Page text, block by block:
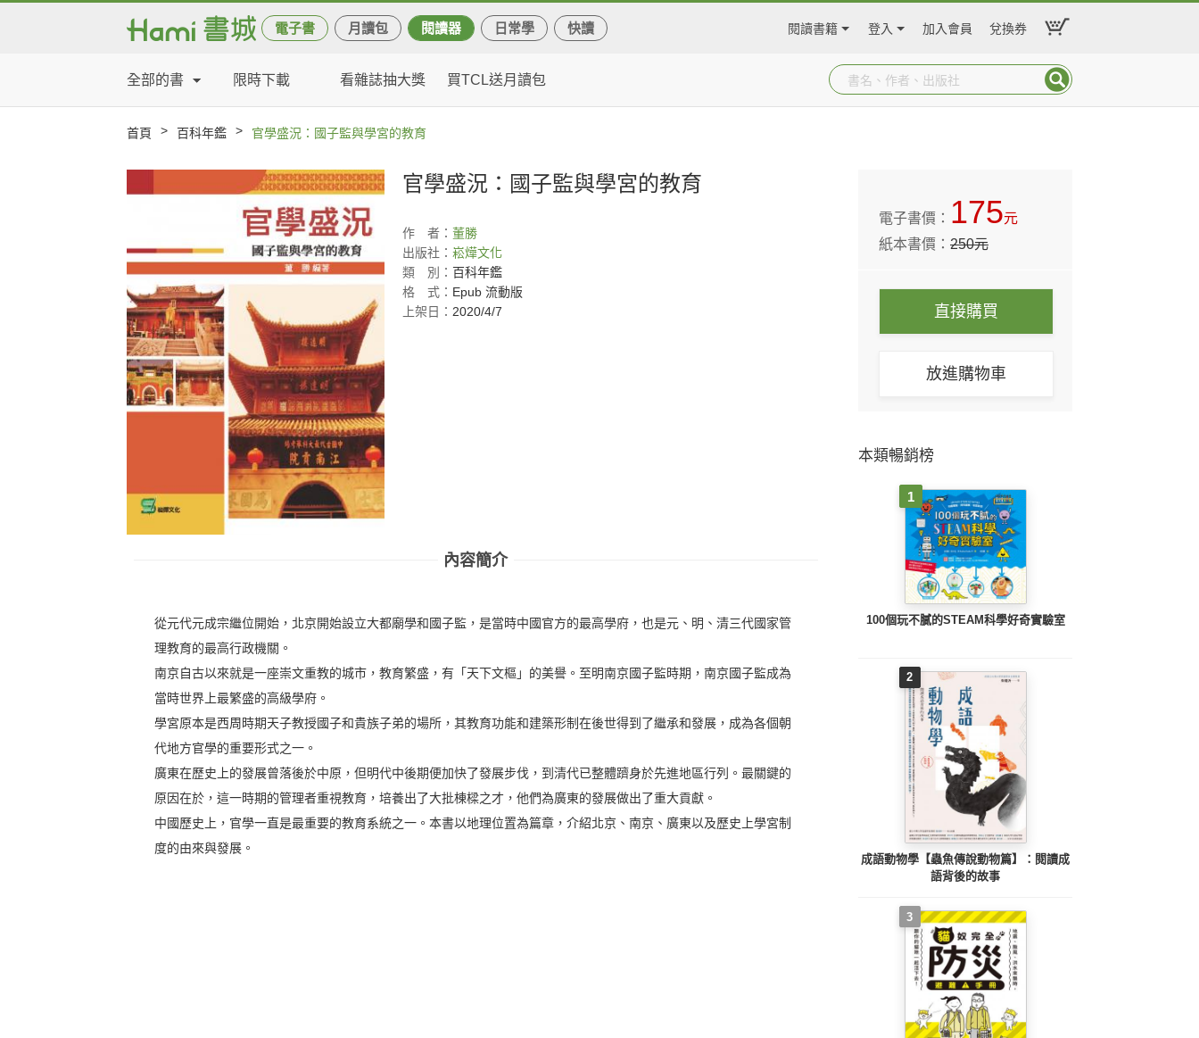
電子書 月讀包 閱讀器 日常學 快讀 閱讀書籍 登入 加入會員 兌換券
全部的書 限時下載 看雜誌抽大獎 買TCL送月讀包
首頁 > 百科年鑑 > 官學盛況：國子監與學宮的教育
官學盛況：國子監與學宮的教育
作 者： 董勝
出版社： 崧燁文化
類
別： 百科年鑑
格
式： Epub 流動版
上架日： 2020/4/7
內容簡介
從元代元成宗繼位開始，北京開始設立大都廟學和國子監，是當時中國官方的最高學府，也是元、明、清三代國家管
理教育的最高行政機關。
南京自古以來就是一座崇文重教的城市，教育繁盛，有「天下文樞」的美譽。至明南京國子監時期，南京國子監成為
當時世界上最繁盛的高級學府。
學宮原本是西周時期天子教授國子和貴族子弟的場所，其教育功能和建築形制在後世得到了繼承和發展，成為各個朝
代地方官學的重要形式之一。
廣東在歷史上的發展曾落後於中原，但明代中後期便加快了發展步伐，到清代已整體躋身於先進地區行列。最關鍵的
原因在於，這一時期的管理者重視教育，培養出了大批棟樑之才，他們為廣東的發展做出了重大貢獻。
中國歷史上，官學一直是最重要的教育系統之一。本書以地理位置為篇章，介紹北京、南京、廣東以及歷史上學宮制
度的由來與發展。
電子書價： 175元
紙本書價：250元
直接購買
放進購物車
本類暢銷榜
1
100個玩不膩的STEAM科學好奇實驗室
2
成語動物學【蟲魚傳說動物篇】：閱讀成
語背後的故事
3